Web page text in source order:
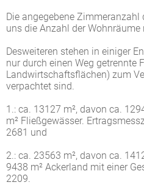
Die angegebene
uns die Anzahl der
Desweiteren stehen in einiger
nur durch einen Weg getrennte
Landwirtschaftsflächen) zum
verpachtet sind.
1.: ca. 13127 m², davon ca.
m² Fließgewässer.
2681 und
2.: ca. 23563 m², davon ca.
9438 m² Ackerland mit einer
2209.